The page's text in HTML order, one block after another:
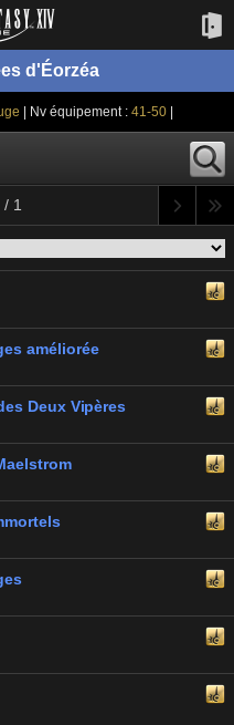
d'Éorzéa
| Nv équipement :41-50
1
améliorée
Deux Vipères